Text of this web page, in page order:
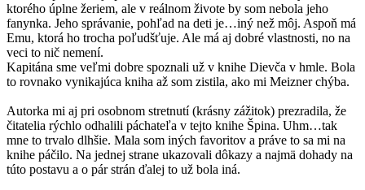
ktorého úplne žeriem, ale v reálnom živote by som nebola jeho
fanynka. Jeho správanie, pohľad na deti je…iný než môj. Aspoň má
Emu, ktorá ho trocha poľudšťuje. Ale má aj dobré vlastnosti, no na
veci to nič nemení.
Kapitána sme veľmi dobre spoznali už v knihe Dievča v hmle. Bola
to rovnako vynikajúca kniha až som zistila, ako mi Meizner chýba.
Autorka mi aj pri osobnom stretnutí (krásny zážitok) prezradila, že
čitatelia rýchlo odhalili páchateľa v tejto knihe Špina. Uhm…tak
mne to trvalo dlhšie. Mala som iných favoritov a práve to sa mi na
knihe páčilo. Na jednej strane ukazovali dôkazy a najmä dohady na
túto postavu a o pár strán ďalej to už bola iná.